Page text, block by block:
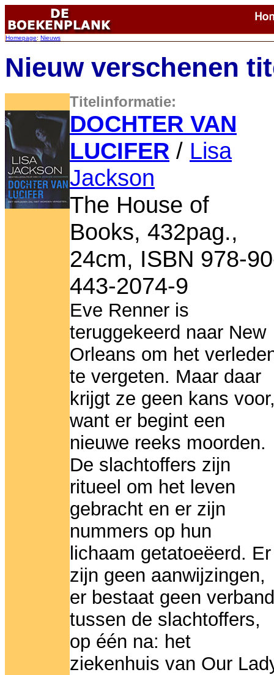
Homepage: Nieuws
Nieuw verschenen
Titelinformatie:
DOCHTER VAN
LUCIFER / Lisa
Jackson
The House of
Books, 432pag.,
24cm, ISBN 978-
443-2074-9
Eve Renner is
teruggekeerd naar New
Orleans om het
te vergeten. Maar daar
krijgt ze geen kans
want er begint een
nieuwe reeks moorden.
De slachtoffers zijn
ritueel om het leven
gebracht en er zijn
nummers op hun
lichaam getatoeëerd. Er
zijn geen aanwijzingen,
er bestaat geen verband
tussen de slachtoffers,
op één na: het
ziekenhuis van Our